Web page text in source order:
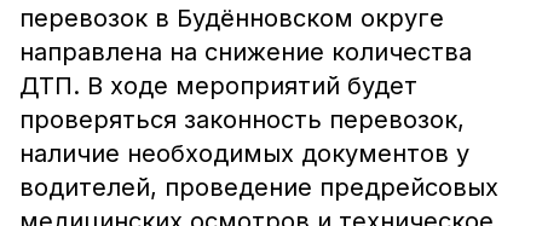
перевозок в Будённовском округе
направлена на снижение количества
ДТП. В ходе мероприятий будет
проверяться законность перевозок,
наличие необходимых документов у
водителей, проведение предрейсовых